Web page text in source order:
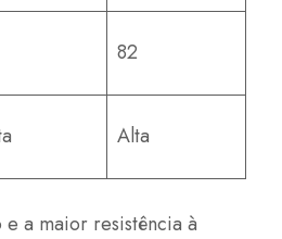
82
Alta
a maior resistência à